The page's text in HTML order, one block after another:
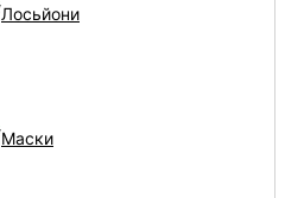
Лосьйони
Маски